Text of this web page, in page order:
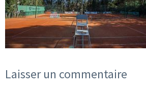
Laisser un commentaire